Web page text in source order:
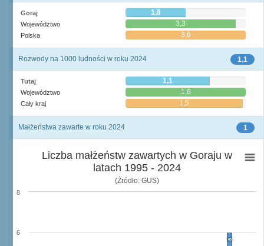
Goraj 1,8
Województwo 3,3
Polska 3,6
1,1
Rozwody na 1000 ludności w roku 2024
Tutaj 1,1
Województwo 1,6
Cały kraj 1,5
1
Małżeństwa zawarte w roku 2024
Liczba małżeństw zawartych w Goraju w
latach 1995 - 2024
(Źródło: GUS)
6
6
8